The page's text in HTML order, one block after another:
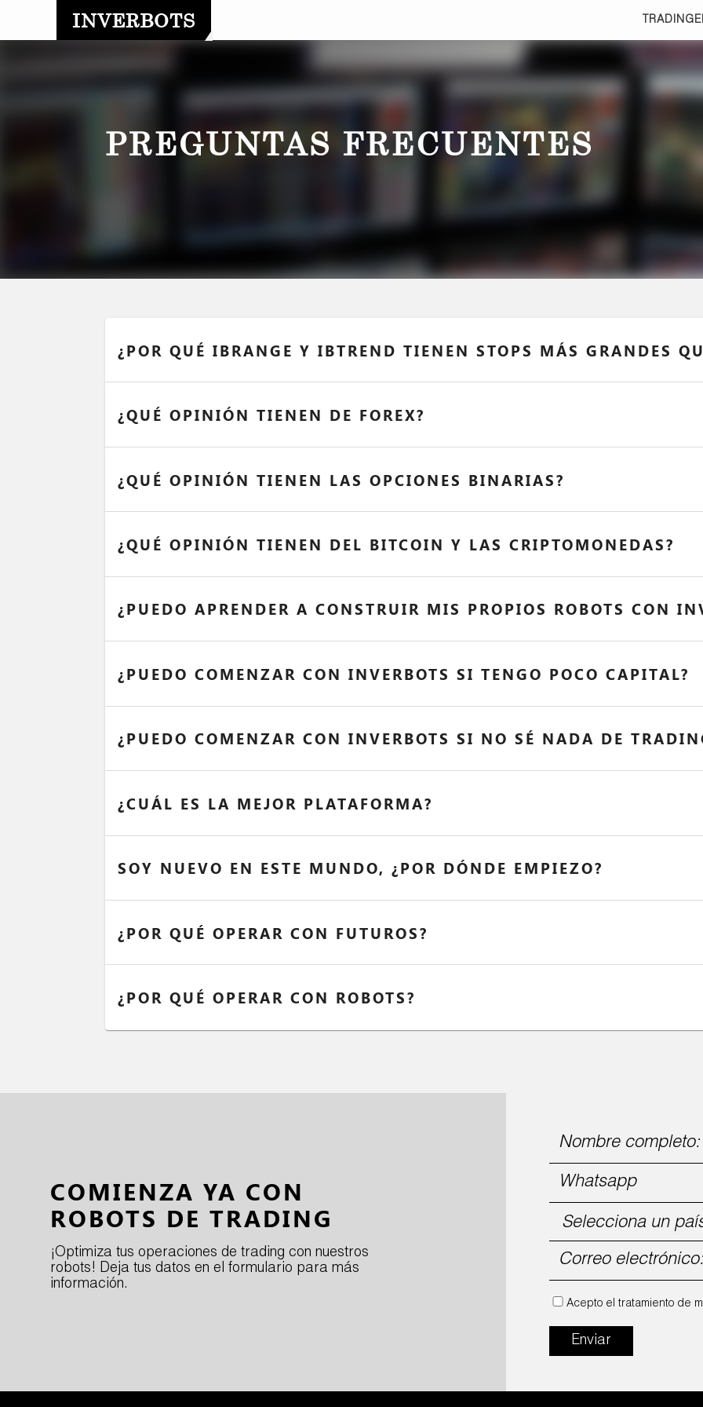
INVERBOTS TRADING
PREGUNTAS FRECUENTES
¿POR QUÉ IBRANGE Y IBTREND TIENEN STOPS MÁS GRANDES
¿QUÉ OPINIÓN TIENEN DE FOREX?
¿QUÉ OPINIÓN TIENEN LAS OPCIONES BINARIAS?
¿QUÉ OPINIÓN TIENEN DEL BITCOIN Y LAS CRIPTOMONEDAS?
¿PUEDO APRENDER A CONSTRUIR MIS PROPIOS ROBOTS CON
¿PUEDO COMENZAR CON INVERBOTS SI TENGO POCO CAPITAL?
¿PUEDO COMENZAR CON INVERBOTS SI NO SÉ NADA DE
¿CUÁL ES LA MEJOR PLATAFORMA?
SOY NUEVO EN ESTE MUNDO, ¿POR DÓNDE EMPIEZO?
¿POR QUÉ OPERAR CON FUTUROS?
¿POR QUÉ OPERAR CON ROBOTS?
COMIENZA YA CON
ROBOTS DE TRADING
¡Optimiza tus operaciones de trading con nuestros
robots! Deja tus datos en el formulario para más
información.
Acepto el tratamiento de
Enviar